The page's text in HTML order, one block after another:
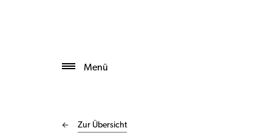
Menü
Zur Übersicht